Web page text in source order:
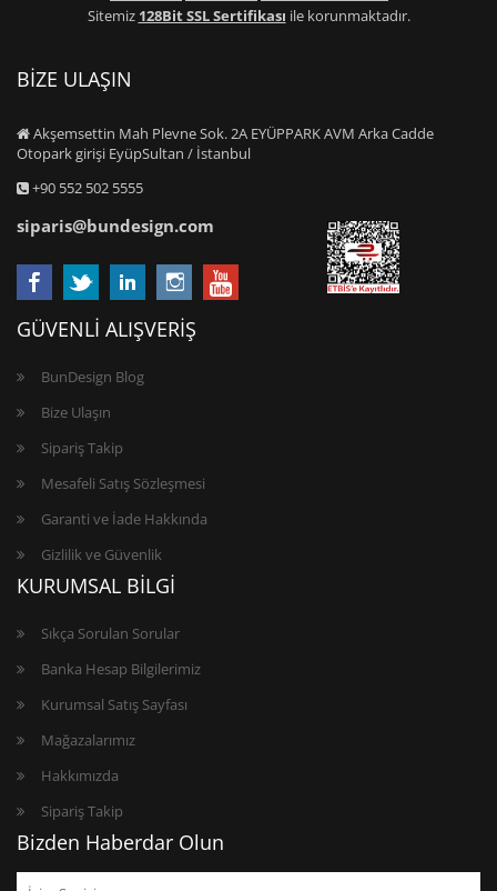
Sitemiz 128Bit SSL Sertifikası ile korunmaktadır.
BİZE ULAŞIN
Akşemsettin Mah Plevne Sok. 2A EYÜPPARK AVM Arka Cadde
Otopark girişi EyüpSultan / İstanbul
+90 552 502 5555
siparis@bundesign.com
GÜVENLİ ALIŞVERİŞ
BunDesign Blog
Bize Ulaşın
Sipariş Takip
Mesafeli Satış Sözleşmesi
Garanti ve İade Hakkında
Gizlilik ve Güvenlik
KURUMSAL BİLGİ
Sıkça Sorulan Sorular
Banka Hesap Bilgilerimiz
Kurumsal Satış Sayfası
Mağazalarımız
Hakkımızda
Sipariş Takip
Bizden Haberdar Olun